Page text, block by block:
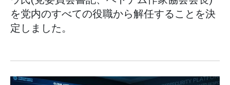
を党内のすべての役職から解任することを決
定しました。